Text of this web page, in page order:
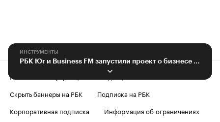
ИНСТРУМЕНТЫ
РБК Юг и Business FM запустили проект о бизнесе «Взлетная полоса»
Контактная информация
Скрыть баннеры на РБК
Подписка на РБК
Корпоративная подписка
Информация об ограничениях